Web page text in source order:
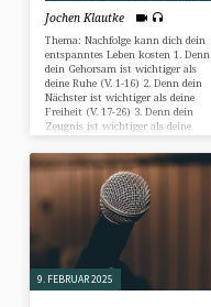
Jochen Klautke
Thema: Nachfolge kann dich dein
entspanntes Leben kosten 1. Denn
dein Gehorsam ist wichtiger als
deine Ruhe (V. 1-16) 2. Denn dein
Nächster ist wichtiger als deine
Freiheit (V. 17-26) 3. Denn dein
Zeugnis ist wichtiger als deine
Rechte (V. 27-40)
9. FEBRUAR 2025